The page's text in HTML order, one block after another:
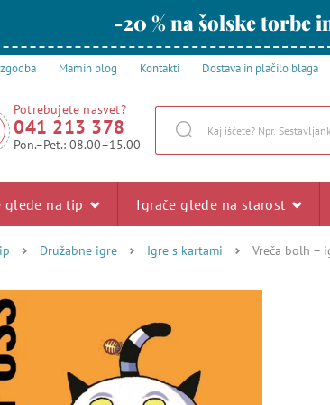
-20 % na šolske torbe
Mamin blog Kontakti Dostava in plačilo blaga
Potrebujete nasvet?
041 213 378
Pon.–Pet.: 08.00–15.00
glede na tip Igrače glede na starost
Družabne igre Igre s kartami Vreča bolh –